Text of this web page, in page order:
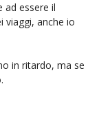
ad essere il
viaggi, anche io
in ritardo, ma se